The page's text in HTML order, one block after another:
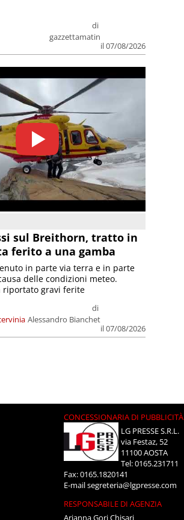
di
gazzettamatin
il 07/08/2026
sul Breithorn, tratto in
ferito a una gamba
di
Alessandro Bianchet
il 07/08/2026
in parte via terra e in parte
delle condizioni meteo.
riportato gravi ferite
CONCESSIONARIA DI PUBBLICITÀ
LG PRESSE S.R.L.
via Festaz, 52
11100 AOSTA
Tel: 0165.231711
Fax: 0165.1820141
E-mailsegreteria@lgpresse.com
RESPONSABILE DI AGENZIA
Arianna Gori Chisari